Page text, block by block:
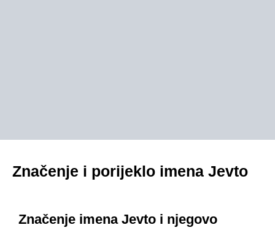
Značenje i porijeklo imena Jevto
Značenje imena Jevto i njegovo